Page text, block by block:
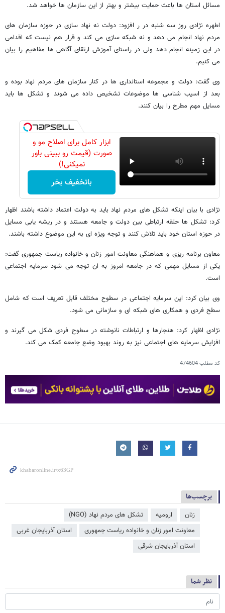
مسائل استان ها باعث حمایت بیشتر و بهتر از این سازمان ها خواهد شد.
اطهره نژادی روز سه شنبه در ر افزود: دولت نه نهاد سازی در حوزه سازمان های
مردم نهاد انجام می دهد و نه شبکه سازی می کند و قرار هم نیست که اقدامی
در این زمینه انجام دهد ولی در راستای آموزش ارتقای آگاهی ها مفاهیم را بیان
می کنیم.
وی گفت: دولت و مجموعه استانداری ها در کنار سازمان های مردم نهاد بوده و
بعد از اسیب شناسی ها موضوعات تشخیص داده می شوند و تشکل ها باید
مسایل مهم مطرح را بیان کنند.
ابزار کامل برای اصلاح مو و
صورت (قیمت رو ببینی باور
نمیکنی!)
باتخفیف بخر
نژادی با بیان اینکه تشکل های مردم نهاد باید به دولت اعتماد داشته باشند اظهار
کرد: تشکل ها حلقه ارتباطی بین دولت و جامعه هستند و در ریشه یابی مسایل
در حوزه استان خود باید تلاش کنند و توجه ویژه ای به این موضوع داشته باشند.
معاون برنامه ریزی و هماهنگی معاونت امور زنان و خانواده ریاست جمهوری گفت:
یکی از مسایل مهمی که در جامعه امروز به ان توجه می شود سرمایه اجتماعی
است.
وی بیان کرد: این سرمایه اجتماعی در سطوح مختلف قابل تعریف است که شامل
سطح فردی و همکاری های شبکه ای و سازمانی می شود.
نژادی اظهار کرد: هنجارها و ارتباطات نانوشته در سطوح فردی شکل می گیرند و
افزایش سرمایه های اجتماعی نیز به روند بهبود وضع جامعه کمک می کند.
کد مطلب474604
برچسب‌ها
زنان ارومیه
تشکل های مردم نهاد (NGO)
معاونت امور زنان و خانواده ریاست جمهوری
استان آذربایجان غربی
استان آذربایجان شرقی
نظر شما